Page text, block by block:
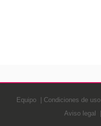
Equipo Condiciones de uso
Aviso legal